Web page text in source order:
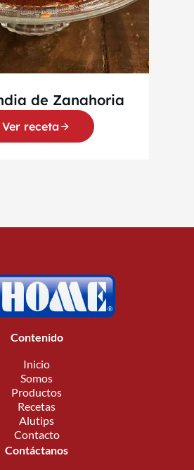
de Zanahoria
Ver receta
Contenido
Inicio
Somos
Productos
Recetas
Alutips
Contacto
Contáctanos